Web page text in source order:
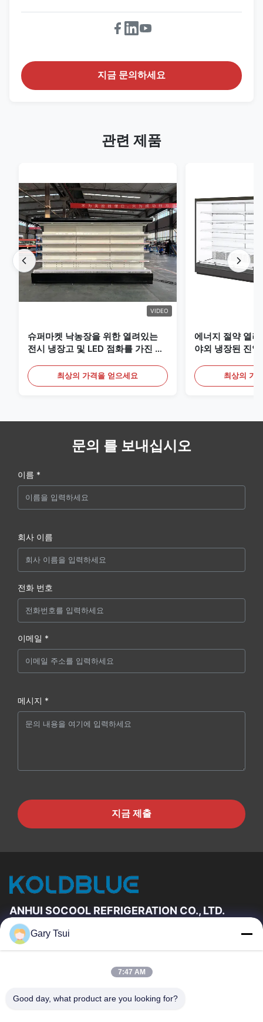
지금 문의하세요
관련 제품
VIDEO
슈퍼마켓 낙농장을 위한 열려있는
전시 냉장고 및 LED 점화를 가진 음
최상의 가격을 얻으세요
에너지 절약 열
야외 냉장된 진열
최상의 가
문의 를 보내십시오
이름 *
회사 이름
전화 번호
이메일 *
메시지 *
지금 제출
ANHUI SOCOOL REFRIGERATION CO., LTD.
빠른 링크
우리에 대하여
공장 여행
품질 관리
Gary Tsui
7:47 AM
Good day, what product are you looking for?